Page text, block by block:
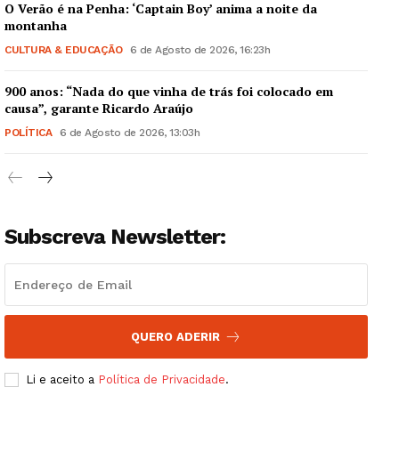
Institucional
Artigos
Europa
Publicidade
Quero ser Assinante
O Verão é na Penha: ‘Captain Boy’ anima a noite da
montanha
CULTURA & EDUCAÇÃO 6 de Agosto de 2026, 16:23h
900 anos: “Nada do que vinha de trás foi colocado em
causa”, garante Ricardo Araújo
POLÍTICA 6 de Agosto de 2026, 13:03h
Subscreva Newsletter:
QUERO ADERIR
Li e aceito a Política de Privacidade.